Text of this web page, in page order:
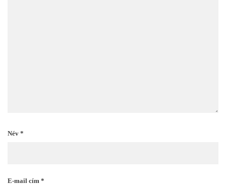
Név *
E-mail cím *